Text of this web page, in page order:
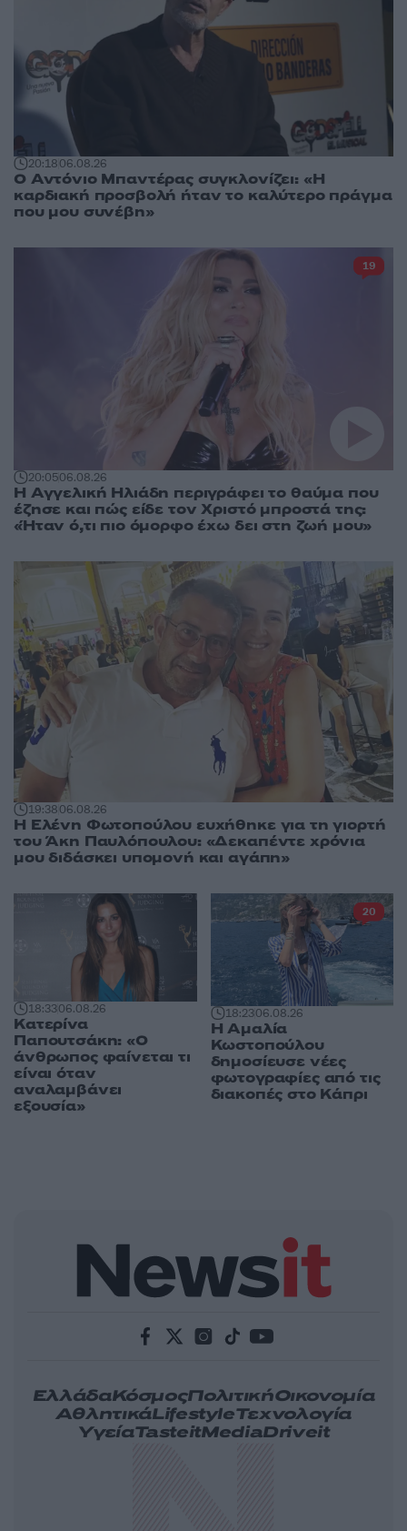
20:1806.08.26
Ο Αντόνιο Μπαντέρας συγκλονίζει: «Η
καρδιακή προσβολή ήταν το καλύτερο πράγμα
που μου συνέβη»
20:0506.08.26
Η Αγγελική Ηλιάδη περιγράφει το θαύμα που
έζησε και πώς είδε τον Χριστό μπροστά της:
«Ήταν ό,τι πιο όμορφο έχω δει στη ζωή μου»
19
19:3806.08.26
Η Ελένη Φωτοπούλου ευχήθηκε για τη γιορτή
του Άκη Παυλόπουλου: «Δεκαπέντε χρόνια
μου διδάσκει υπομονή και αγάπη»
18:3306.08.26
Κατερίνα
Παπουτσάκη: «Ο
άνθρωπος φαίνεται τι
είναι όταν
αναλαμβάνει
εξουσία»
18:2306.08.26
Η Αμαλία
Κωστοπούλου
δημοσίευσε νέες
φωτογραφίες από τις
διακοπές στο Κάπρι
20
ΕλλάδαΚόσμοςΠολιτικήΟικονομία
ΑθλητικάLifestyleΤεχνολογία
ΥγείαTasteitMediaDriveit